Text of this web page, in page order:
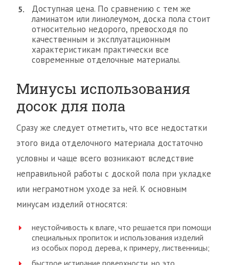
Доступная цена. По сравнению с тем же
ламинатом или линолеумом, доска пола стоит
относительно недорого, превосходя по
качественным и эксплуатационным
характеристикам практически все
современные отделочные материалы.
Минусы использования
досок для пола
Сразу же следует отметить, что все недостатки
этого вида отделочного материала достаточно
условны и чаще всего возникают вследствие
неправильной работы с доской пола при укладке
или неграмотном уходе за ней. К основным
минусам изделий относятся:
неустойчивость к влаге, что решается при помощи
специальных пропиток и использования изделий
из особых пород дерева, к примеру, лиственницы;